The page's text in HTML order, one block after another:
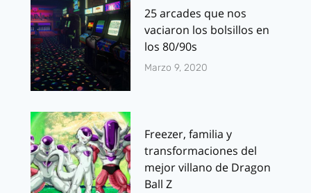
25 arcades que nos
vaciaron los bolsillos en
los 80/90s
Marzo 9, 2020
Freezer, familia y
transformaciones del
mejor villano de Dragon
Ball Z